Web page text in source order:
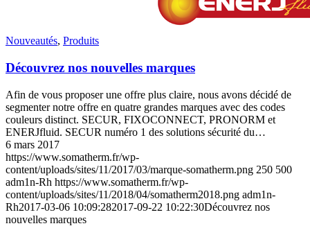
Nouveautés, Produits
Découvrez nos nouvelles marques
Afin de vous proposer une offre plus claire, nous avons décidé de
segmenter notre offre en quatre grandes marques avec des codes
couleurs distinct. SECUR, FIXOCONNECT, PRONORM et
ENERJfluid. SECUR numéro 1 des solutions sécurité du…
6 mars 2017
https://www.somatherm.fr/wp-
content/uploads/sites/11/2017/03/marque-somatherm.png 250 500
adm1n-Rh https://www.somatherm.fr/wp-
content/uploads/sites/11/2018/04/somatherm2018.png adm1n-
Rh2017-03-06 10:09:282017-09-22 10:22:30Découvrez nos
nouvelles marques